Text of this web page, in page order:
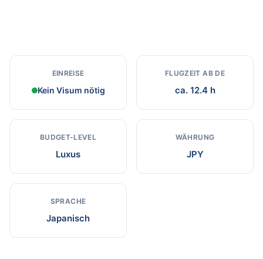
EINREISE
Kein Visum nötig
FLUGZEIT AB DE
ca. 12.4 h
BUDGET-LEVEL
Luxus
WÄHRUNG
JPY
SPRACHE
Japanisch